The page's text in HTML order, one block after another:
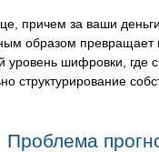
причем за ваши
образом превращает
уровень шифровки, где
структурирование
Проблема